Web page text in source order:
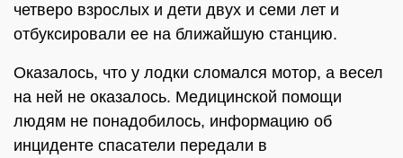
четверо взрослых и дети двух и семи лет и
отбуксировали ее на ближайшую станцию.
Оказалось, что у лодки сломался мотор, а весел
на ней не оказалось. Медицинской помощи
людям не понадобилось, информацию об
инциденте спасатели передали в